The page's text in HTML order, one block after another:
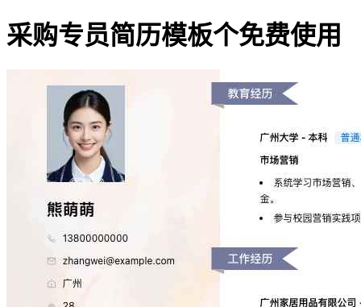
采购专员简历模板个免费使用